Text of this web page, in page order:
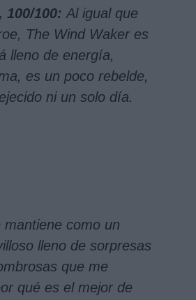
100/100: Al igual que
The Wind Waker es
lleno de energía,
es un poco rebelde,
ni un solo día.
mantiene como un
lleno de sorpresas
que me
qué es el mejor de